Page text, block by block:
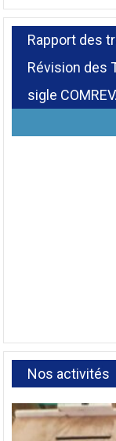
Rapport des
Révision des
sigle COMREV.
Nos activités